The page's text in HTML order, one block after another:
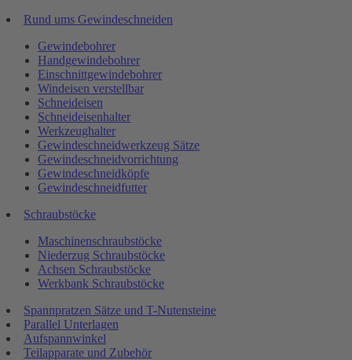
Rund ums Gewindeschneiden
Gewindebohrer
Handgewindebohrer
Einschnittgewindebohrer
Windeisen verstellbar
Schneideisen
Schneideisenhalter
Werkzeughalter
Gewindeschneidwerkzeug Sätze
Gewindeschneidvorrichtung
Gewindeschneidköpfe
Gewindeschneidfutter
Schraubstöcke
Maschinenschraubstöcke
Niederzug Schraubstöcke
Achsen Schraubstöcke
Werkbank Schraubstöcke
Spannpratzen Sätze und T-Nutensteine
Parallel Unterlagen
Aufspannwinkel
Teilapparate und Zubehör